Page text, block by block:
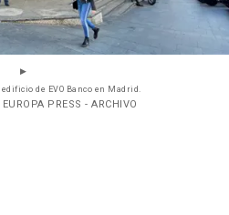
de EVO Banco en Madrid.
PRESS - ARCHIVO